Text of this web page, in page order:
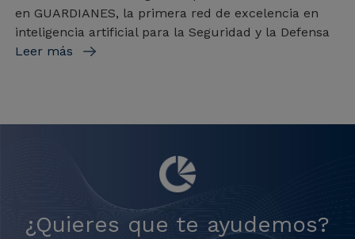
en GUARDIANES, la primera red de excelencia en
inteligencia artificial para la Seguridad y la Defensa
Leer más
¿Quieres que te ayudemos?